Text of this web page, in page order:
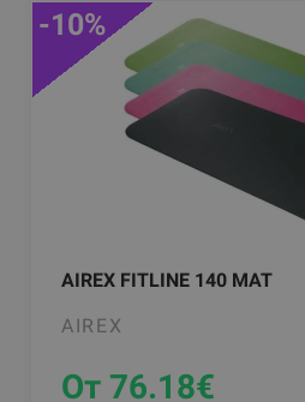
AIREX FITLINE 140 MAT
AIREX
-10%
От 76.18€